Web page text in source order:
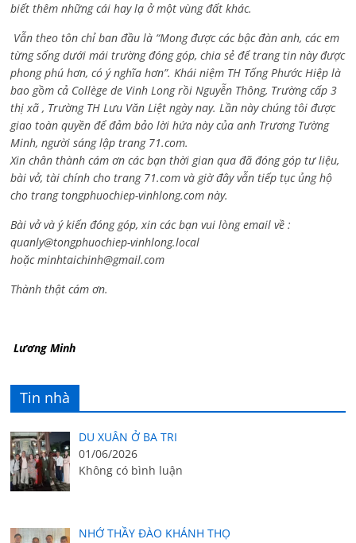
biết thêm những cái hay lạ ở một vùng đất khác.
Vẫn theo tôn chỉ ban đầu là “Mong được các bậc đàn anh, các em
từng sống dưới mái trường đóng góp, chia sẻ để trang tin này được
phong phú hơn, có ý nghĩa hơn”. Khái niệm TH Tống Phước Hiệp là
bao gồm cả Collège de Vinh Long rồi Nguyễn Thông, Trường cấp 3
thị xã , Trường TH Lưu Văn Liệt ngày nay. Lần này chúng tôi được
giao toàn quyền để đảm bảo lời hứa này của anh Trương Tường
Minh, người sáng lập trang 71.com.
Xin chân thành cám ơn các bạn thời gian qua đã đóng góp tư liệu,
bài vở, tài chính cho trang 71.com và giờ đây vẫn tiếp tục ủng hộ
cho trang tongphuochiep-vinhlong.com này.
Bài vở và ý kiến đóng góp, xin các bạn vui lòng email về :
quanly@tongphuochiep-vinhlong.local
hoặcminhtaichinh@gmail.com
Thành thật cám ơn.
Lương Minh
Tin nhà
DU XUÂN Ở BA TRI
01/06/2026
Không có bình luận
NHỚ THẦY ĐÀO KHÁNH THỌ